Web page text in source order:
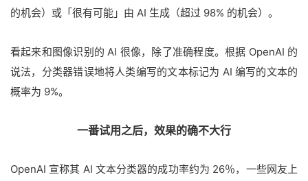
的机会）或「很有可能」由 AI 生成（超过 98% 的机会）。
看起来和图像识别的 AI 很像，除了准确程度。根据 OpenAI 的
说法，分类器错误地将人类编写的文本标记为 AI 编写的文本的
概率为 9%。
一番试用之后，效果的确不大行
OpenAI 宣称其 AI 文本分类器的成功率约为 26％，一些网友上